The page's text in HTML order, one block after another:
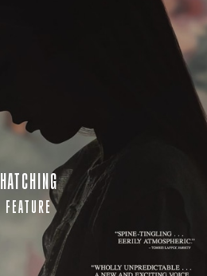
HATCHING
FEATURE